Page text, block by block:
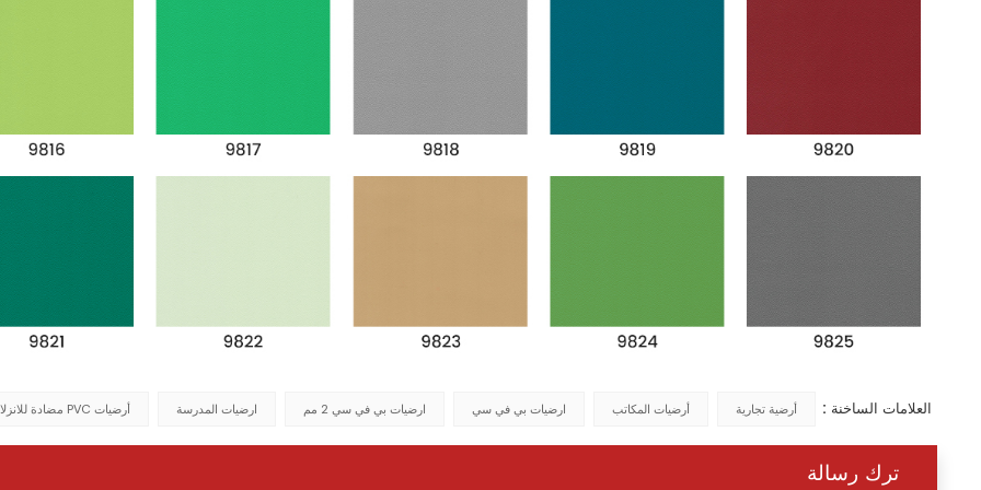
العلامات الساخنة : أرضية تجارية أرضيات المكاتب ارضيات بي في سي ارضيات بي في سي 2 مم ارضيات المدرسة أرضيات PVC مضادة للانزلاق
ترك رسالة